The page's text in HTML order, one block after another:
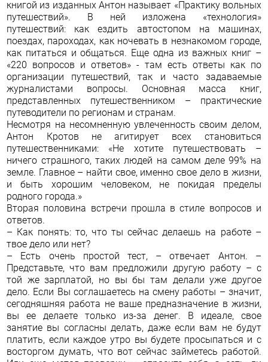
книгой из изданных Антон называет «Практику вольных
путешествий». В ней изложена «технология»
путешествий: как ездить автостопом на машинах,
поездах, пароходах, как ночевать в незнакомом городе,
как питаться и общаться. Еще одна из важных книг –
«220 вопросов и ответов» - там есть ответы как по
организации путешествий, так и часто задаваемые
журналистами вопросы. Основная масса книг,
представленных путешественником – практические
путеводители по регионам и странам.
Несмотря на несомненную увлеченность своим делом,
Антон Кротов не агитирует всех становиться
путешественниками: «Не хотите путешествовать –
ничего страшного, таких людей на самом деле 99% на
земле. Главное – найти свое, именно свое дело в жизни,
и быть хорошим человеком, не покидая пределы
родного города.»
Вторая половина встречи прошла в стиле вопросов и
ответов.
– Как понять: то, что ты сейчас делаешь на работе –
твое дело или нет?
– Есть очень простой тест, – отвечает Антон. –
Представьте, что вам предложили другую работу – с
той же зарплатой, но вы бы там делали уже другое
дело. Если Вы соглашаетесь на смену работы – значит,
сегодняшняя работа не ваше предназначение в жизни,
вы ее делаете только из-за денег. В идеале, свое
занятие вы согласны делать, даже если вам не будут
платить, если каждое утро вы будете просыпаться и с
восторгом думать, что вот сейчас займетесь работой.